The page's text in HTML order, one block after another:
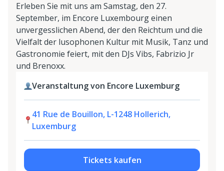
Erleben Sie mit uns am Samstag, den 27.
September, im Encore Luxembourg einen
unvergesslichen Abend, der den Reichtum und die
Vielfalt der lusophonen Kultur mit Musik, Tanz und
Gastronomie feiert, mit den DJs Vibs, Fabrizio Jr
und Brenoxx.
Veranstaltung von Encore Luxemburg
41 Rue de Bouillon, L-1248 Hollerich,
Luxemburg
Tickets kaufen